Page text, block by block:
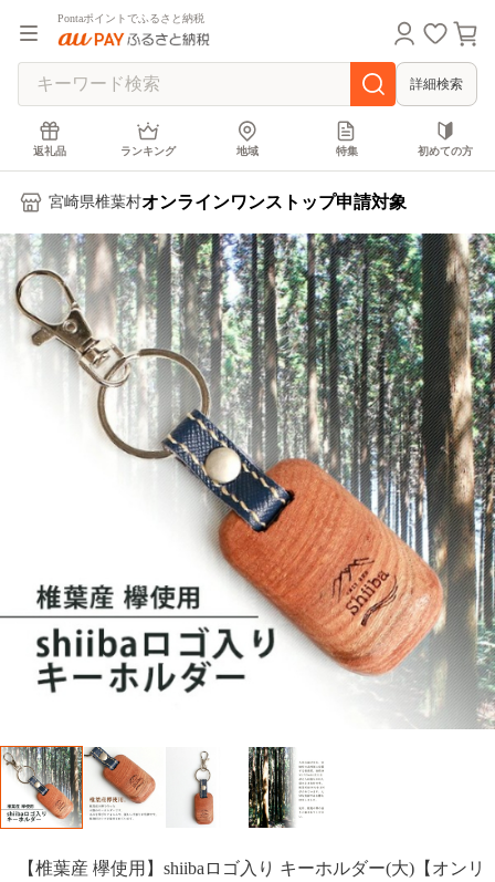
Pontaポイントでふるさと納税
詳細検索
返礼品 ランキング 地域 特集 初めての方
宮崎県椎葉村オンラインワンストップ申請対象
【椎葉産 欅使用】shiibaロゴ入り キーホルダー(大)【オンリ